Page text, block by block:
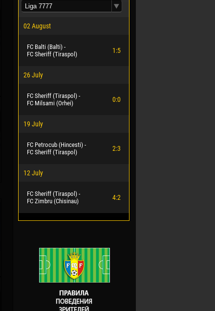
02 August
FC Balti (Balti) -
FC Sheriff (Tiraspol)
1:5
26 July
FC Sheriff (Tiraspol) -
FC Milsami (Orhei)
0:0
19 July
FC Petrocub (Hincesti) -
FC Sheriff (Tiraspol)
2:3
12 July
FC Sheriff (Tiraspol) -
FC Zimbru (Chisinau)
4:2